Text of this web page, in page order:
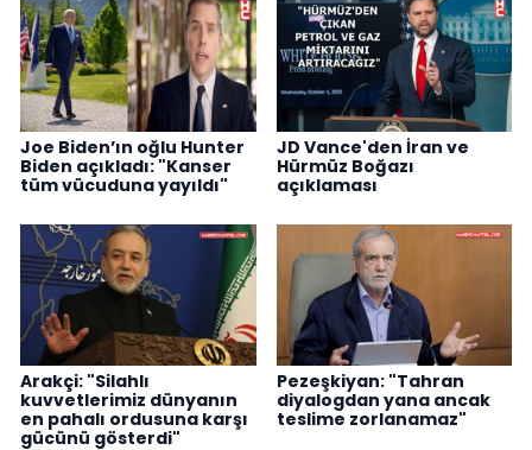
Joe Biden’ın oğlu Hunter
Biden açıkladı: "Kanser
tüm vücuduna yayıldı"
JD Vance'den İran ve
Hürmüz Boğazı
açıklaması
Arakçi: "Silahlı
kuvvetlerimiz dünyanın
en pahalı ordusuna karşı
gücünü gösterdi"
Pezeşkiyan: "Tahran
diyalogdan yana ancak
teslime zorlanamaz"